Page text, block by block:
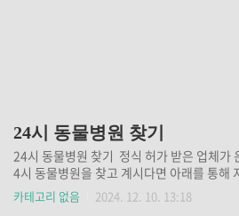
24시 동물병원 찾기
24시 동물병원 찾기 정식 허가 받은 업체가
4시 동물병원을 찾고 계시다면 아래를 통해
확인해 보세요. 24시 동물병원 찾기👆 반려생
통해 내 주변 24시 동물병원 정보를 쉽고빠르
카테고리 없음 2024. 12. 10. 13:18